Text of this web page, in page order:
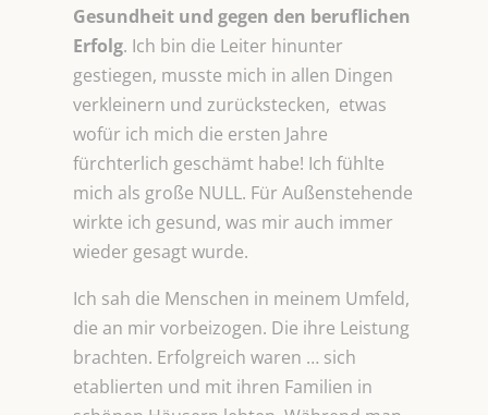
Gesundheit und gegen den beruflichen
Erfolg. Ich bin die Leiter hinunter
gestiegen, musste mich in allen Dingen
verkleinern und zurückstecken, etwas
wofür ich mich die ersten Jahre
fürchterlich geschämt habe! Ich fühlte
mich als große NULL. Für Außenstehende
wirkte ich gesund, was mir auch immer
wieder gesagt wurde.
Ich sah die Menschen in meinem Umfeld,
die an mir vorbeizogen. Die ihre Leistung
brachten. Erfolgreich waren … sich
etablierten und mit ihren Familien in